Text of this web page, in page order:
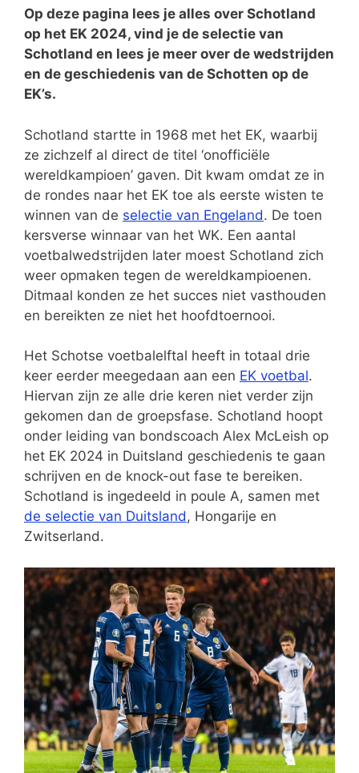
Op deze pagina lees je alles over Schotland
op het EK 2024, vind je de selectie van
Schotland en lees je meer over de wedstrijden
en de geschiedenis van de Schotten op de
EK’s.
Schotland startte in 1968 met het EK, waarbij
ze zichzelf al direct de titel ‘onofficiële
wereldkampioen’ gaven. Dit kwam omdat ze in
de rondes naar het EK toe als eerste wisten te
winnen van de selectie van Engeland. De toen
kersverse winnaar van het WK. Een aantal
voetbalwedstrijden later moest Schotland zich
weer opmaken tegen de wereldkampioenen.
Ditmaal konden ze het succes niet vasthouden
en bereikten ze niet het hoofdtoernooi.
Het Schotse voetbalelftal heeft in totaal drie
keer eerder meegedaan aan een EK voetbal.
Hiervan zijn ze alle drie keren niet verder zijn
gekomen dan de groepsfase. Schotland hoopt
onder leiding van bondscoach Alex McLeish op
het EK 2024 in Duitsland geschiedenis te gaan
schrijven en de knock-out fase te bereiken.
Schotland is ingedeeld in poule A, samen met
de selectie van Duitsland, Hongarije en
Zwitserland.